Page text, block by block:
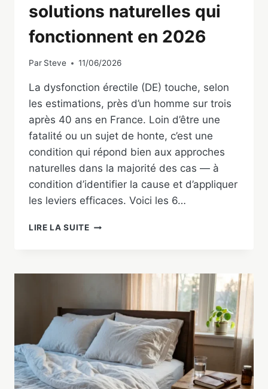
solutions naturelles qui
fonctionnent en 2026
Par Steve 11/06/2026
La dysfonction érectile (DE) touche, selon
les estimations, près d’un homme sur trois
après 40 ans en France. Loin d’être une
fatalité ou un sujet de honte, c’est une
condition qui répond bien aux approches
naturelles dans la majorité des cas — à
condition d’identifier la cause et d’appliquer
les leviers efficaces. Voici les 6…
LIRE LA SUITEDYSFONCTION
SOLUTIONS
FONCTIONNENT
EN
2026